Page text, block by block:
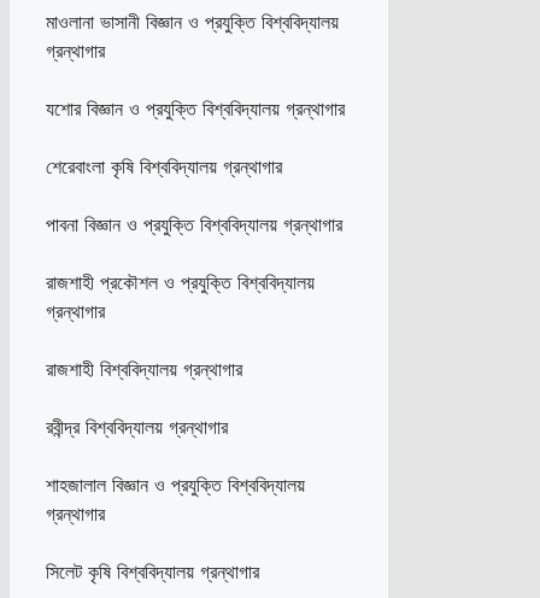
মাওলানা ভাসানী বিজ্ঞান ও প্রযুক্তি বিশ্ববিদ্যালয়
গ্রন্থাগার
যশোর বিজ্ঞান ও প্রযুক্তি বিশ্ববিদ্যালয় গ্রন্থাগার
শেরেবাংলা কৃষি বিশ্ববিদ্যালয় গ্রন্থাগার
পাবনা বিজ্ঞান ও প্রযুক্তি বিশ্ববিদ্যালয় গ্রন্থাগার
রাজশাহী প্রকৌশল ও প্রযুক্তি বিশ্ববিদ্যালয়
গ্রন্থাগার
রাজশাহী বিশ্ববিদ্যালয় গ্রন্থাগার
রবীন্দ্র বিশ্ববিদ্যালয় গ্রন্থাগার
শাহজালাল বিজ্ঞান ও প্রযুক্তি বিশ্ববিদ্যালয়
গ্রন্থাগার
সিলেট কৃষি বিশ্ববিদ্যালয় গ্রন্থাগার